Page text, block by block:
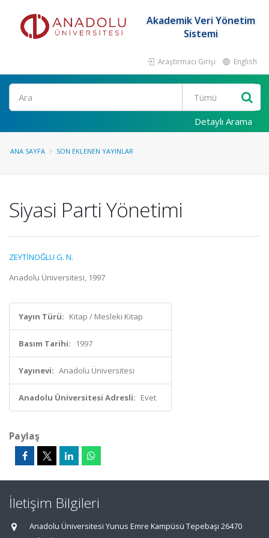
Akademik Veri Yönetim
Sistemi
Araştırmacı Girişi English
Ara
Detaylı Arama
ANA SAYFA SON EKLENEN YAYINLAR
Siyasi Parti Yönetimi
ZEYTİNOĞLU G. N.
Anadolu Üniversitesi, 1997
Yayın Türü: Kitap / Mesleki Kitap
Basım Tarihi: 1997
Yayınevi: Anadolu Üniversitesi
Anadolu Üniversitesi Adresli: Evet
Paylaş
İletişim Bilgileri
Anadolu Üniversitesi Yunus Emre Kampüsü Tepebaşı 26470